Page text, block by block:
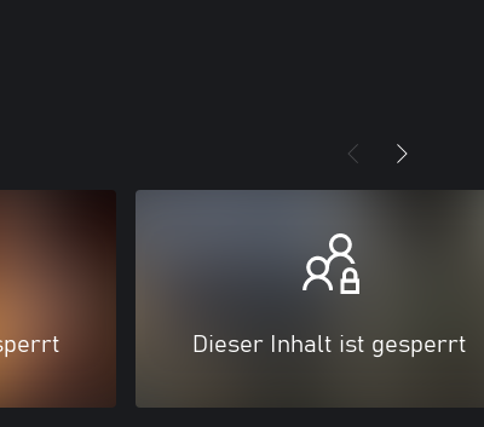
Dieser Inhalt ist gesperrt